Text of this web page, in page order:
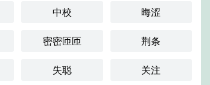
中校 晦涩
密密匝匝 荆条
失聪 关注